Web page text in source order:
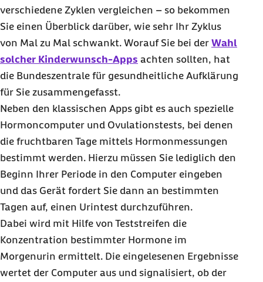
verschiedene Zyklen vergleichen – so bekommen
Sie einen Überblick darüber, wie sehr Ihr Zyklus
von Mal zu Mal schwankt. Worauf Sie bei der Wahl
solcher Kinderwunsch-Apps achten sollten, hat
die Bundeszentrale für gesundheitliche Aufklärung
für Sie zusammengefasst.
Neben den klassischen Apps gibt es auch spezielle
Hormoncomputer und Ovulationstests, bei denen
die fruchtbaren Tage mittels Hormonmessungen
bestimmt werden. Hierzu müssen Sie lediglich den
Beginn Ihrer Periode in den Computer eingeben
und das Gerät fordert Sie dann an bestimmten
Tagen auf, einen Urintest durchzuführen.
Dabei wird mit Hilfe von Teststreifen die
Konzentration bestimmter Hormone im
Morgenurin ermittelt. Die eingelesenen Ergebnisse
wertet der Computer aus und signalisiert, ob der